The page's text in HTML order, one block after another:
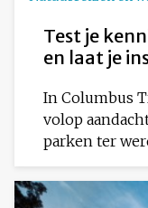
Test je
en laat je
In Columbus
volop
parken ter